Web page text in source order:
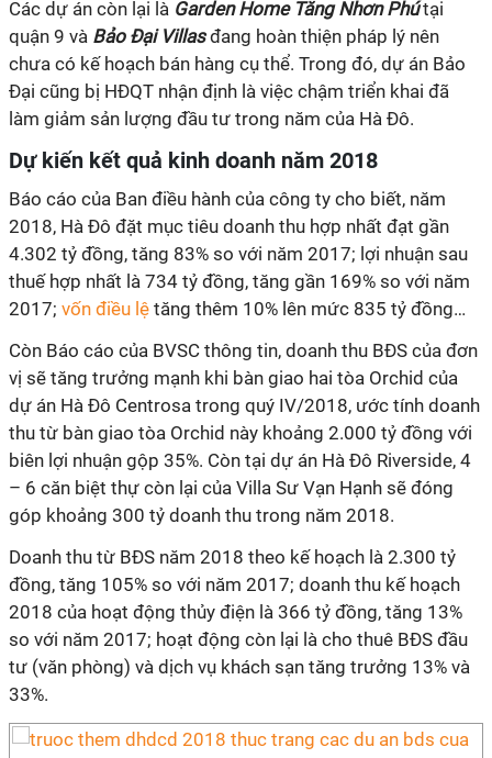
Các dự án còn lại là Garden Home Tăng Nhơn Phútại
quận 9 và Bảo Đại Villasđang hoàn thiện pháp lý nên
chưa có kế hoạch bán hàng cụ thể. Trong đó, dự án Bảo
Đại cũng bị HĐQT nhận định là việc chậm triển khai đã
làm giảm sản lượng đầu tư trong năm của Hà Đô.
Dự kiến kết quả kinh doanh năm 2018
Báo cáo của Ban điều hành của công ty cho biết, năm
2018, Hà Đô đặt mục tiêu doanh thu hợp nhất đạt gần
4.302 tỷ đồng, tăng 83% so với năm 2017; lợi nhuận sau
thuế hợp nhất là 734 tỷ đồng, tăng gần 169% so với năm
2017; vốn điều lệ tăng thêm 10% lên mức 835 tỷ đồng…
Còn Báo cáo của BVSC thông tin, doanh thu BĐS của đơn
vị sẽ tăng trưởng mạnh khi bàn giao hai tòa Orchid của
dự án Hà Đô Centrosa trong quý IV/2018, ước tính doanh
thu từ bàn giao tòa Orchid này khoảng 2.000 tỷ đồng với
biên lợi nhuận gộp 35%. Còn tại dự án Hà Đô Riverside, 4
– 6 căn biệt thự còn lại của Villa Sư Vạn Hạnh sẽ đóng
góp khoảng 300 tỷ doanh thu trong năm 2018.
Doanh thu từ BĐS năm 2018 theo kế hoạch là 2.300 tỷ
đồng, tăng 105% so với năm 2017; doanh thu kế hoạch
2018 của hoạt động thủy điện là 366 tỷ đồng, tăng 13%
so với năm 2017; hoạt động còn lại là cho thuê BĐS đầu
tư (văn phòng) và dịch vụ khách sạn tăng trưởng 13% và
33%.